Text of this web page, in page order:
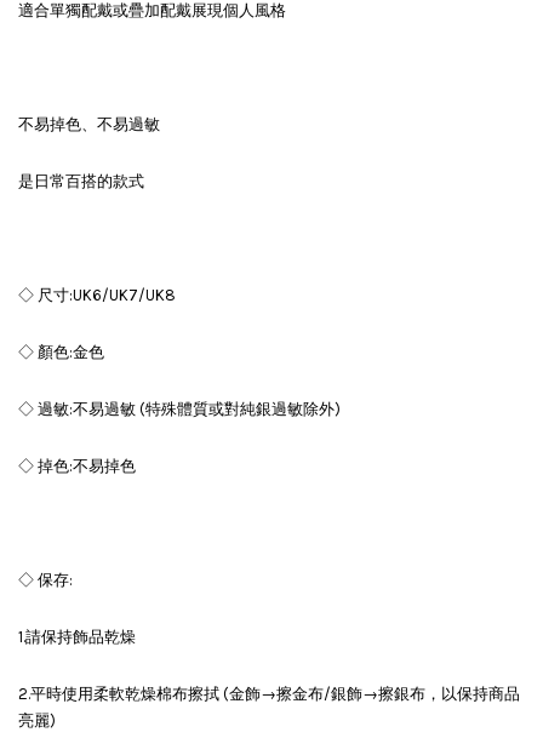
適合單獨配戴或疊加配戴展現個人風格
不易掉色、不易過敏
是日常百搭的款式
◇ 尺寸:UK6/UK7/UK8
◇ 顏色:金色
◇ 過敏:不易過敏 (特殊體質或對純銀過敏除外)
◇ 掉色:不易掉色
◇ 保存:
1.請保持飾品乾燥
2.平時使用柔軟乾燥棉布擦拭 (金飾→擦金布/銀飾→擦銀布，以保持商品
亮麗)